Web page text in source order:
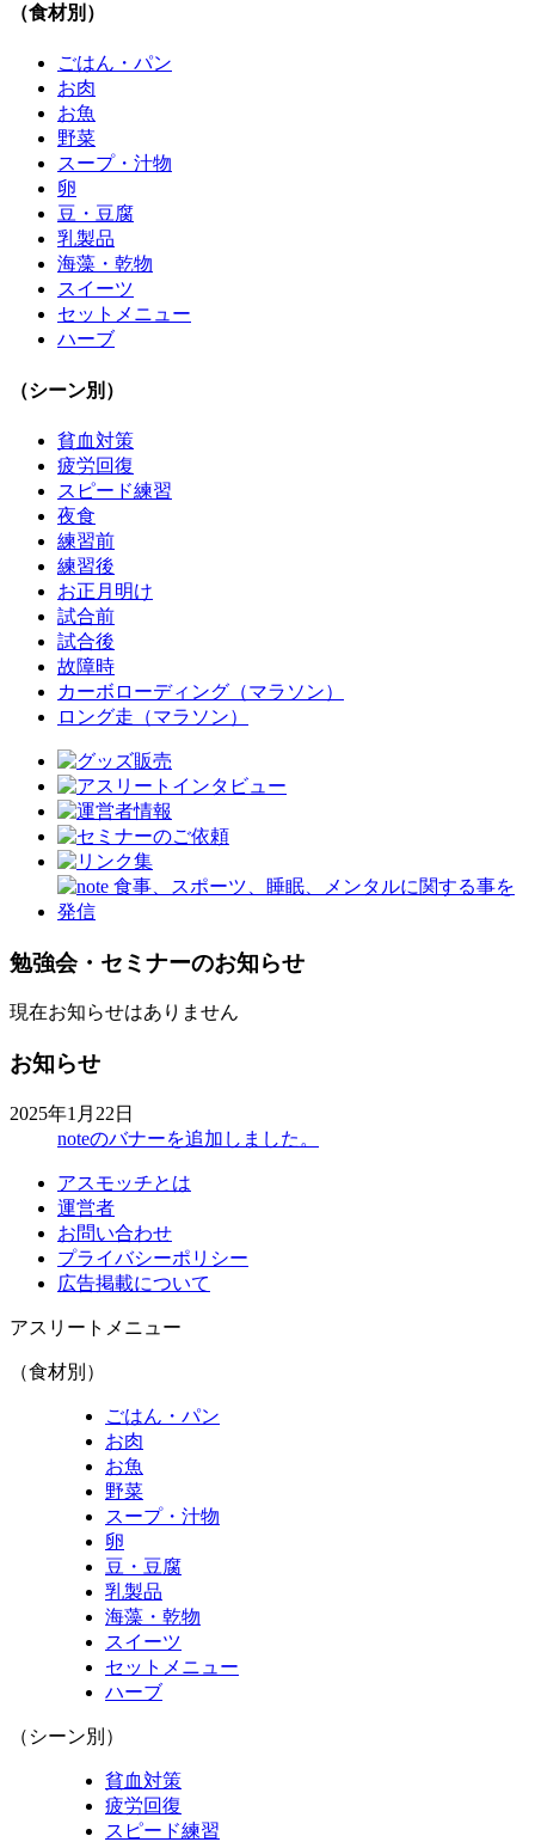
（食材別）
ごはん・パン
お肉
お魚
野菜
スープ・汁物
卵
豆・豆腐
乳製品
海藻・乾物
スイーツ
セットメニュー
ハーブ
（シーン別）
貧血対策
疲労回復
スピード練習
夜食
練習前
練習後
お正月明け
試合前
試合後
故障時
カーボローディング（マラソン）
ロング走（マラソン）
勉強会・セミナーのお知らせ
現在お知らせはありません
お知らせ
2025年1月22日
noteのバナーを追加しました。
アスモッチとは
運営者
お問い合わせ
プライバシーポリシー
広告掲載について
アスリートメニュー
（食材別）
ごはん・パン
お肉
お魚
野菜
スープ・汁物
卵
豆・豆腐
乳製品
海藻・乾物
スイーツ
セットメニュー
ハーブ
（シーン別）
貧血対策
疲労回復
スピード練習